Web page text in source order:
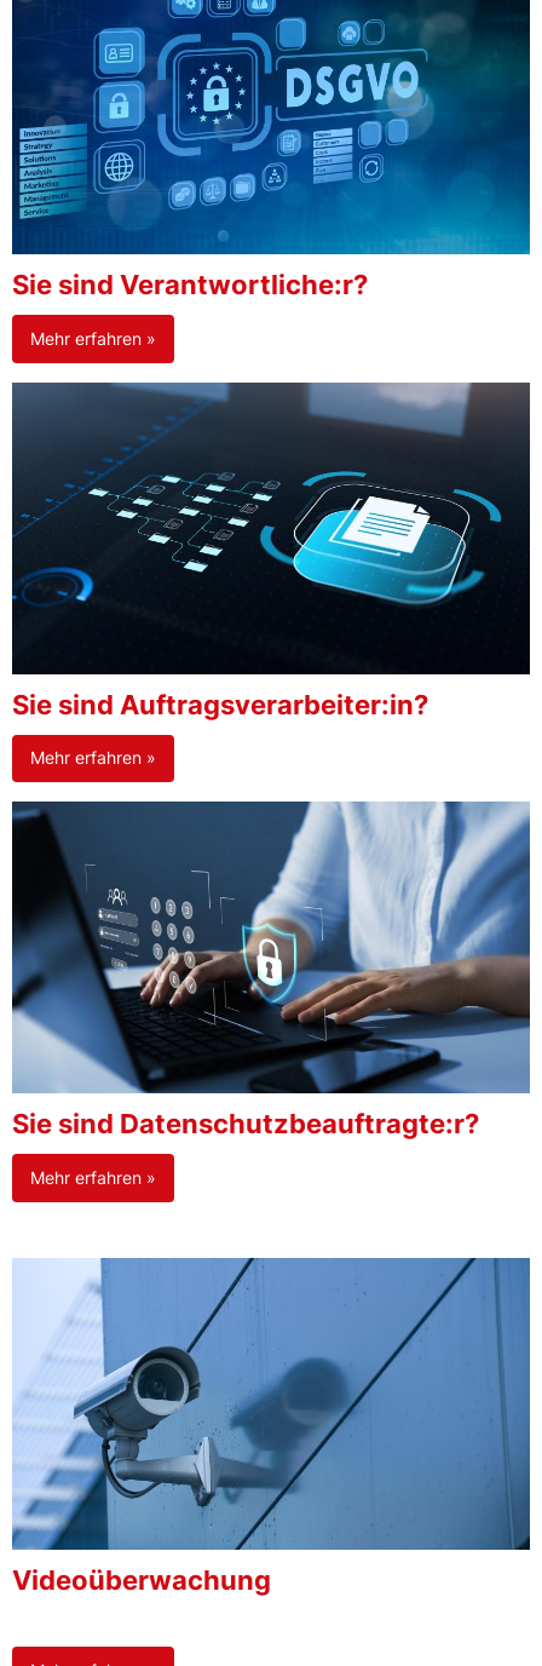
Sie sind Verantwortliche:r?
Mehr erfahren »
Sie sind Auftragsverarbeiter:in?
Mehr erfahren »
Sie sind Datenschutzbeauftragte:r?
Mehr erfahren »
Videoüberwachung